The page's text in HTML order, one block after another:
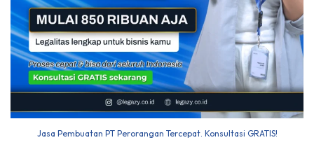
Jasa Pembuatan PT Perorangan Tercepat. Konsultasi GRATIS!